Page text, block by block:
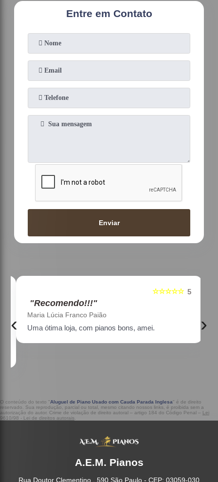
Entre em Contato
Enviar
5
☆☆☆☆☆
"Recomendo!!!"
Maria Lúcia Franco Paião
Uma ótima loja, com pianos bons, amei.
‹ ›
O conteúdo do texto "Aluguel de Piano Usado com Cauda Parada Inglesa" é de direito
reservado. Sua reprodução, parcial ou total, mesmo citando nossos links, é proibida sem a
autorização do autor. Crime de violação de direito autoral – artigo 184 do Código Penal – Lei
9610/98 - Lei de direitos autorais
A.E.M. Pianos
Rua Doutor Clementino , 590 São Paulo - CEP: 03059-030